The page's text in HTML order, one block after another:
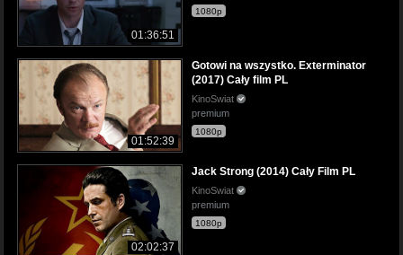
01:36:51
1080p
01:52:39
Gotowi na wszystko. Exterminator
(2017) Cały film PL
KinoSwiat
premium
1080p
02:02:37
Jack Strong (2014) Cały Film PL
KinoSwiat
premium
1080p